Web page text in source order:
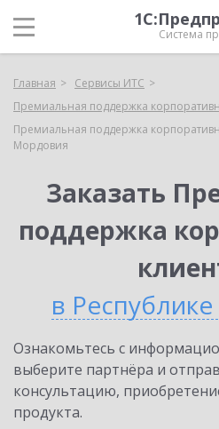
Система
Главная
Сервисы ИТС
Премиальная поддержка
Премиальная поддержка
Мордовия
Заказать
поддержка
в
Ознакомьтесь с
выберите партнёра и
консультацию,
продукта.